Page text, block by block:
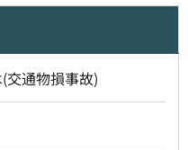
交通物損事故)